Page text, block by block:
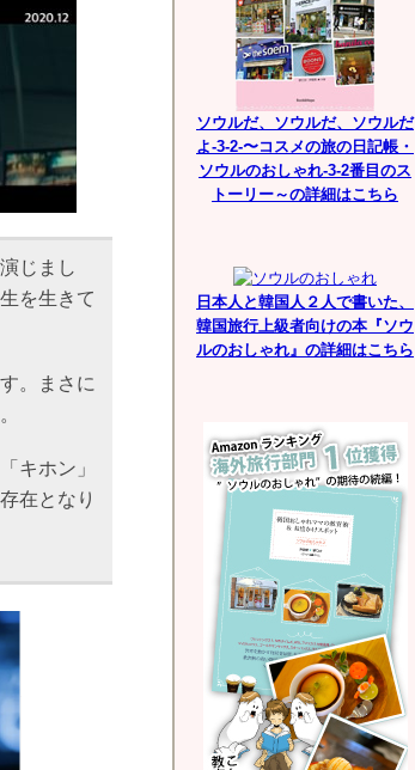
じまし
を生きて
。まさに
キホン」
在となり
ソウルだ、ソウルだ、ソウルだ
よ-3-2-〜コスメの旅の日記帳・
ソウルのおしゃれ-3-2番目のス
トーリー～の詳細はこちら
日本人と韓国人２人で書いた、
韓国旅行上級者向けの本『ソウ
ルのおしゃれ』の詳細はこちら